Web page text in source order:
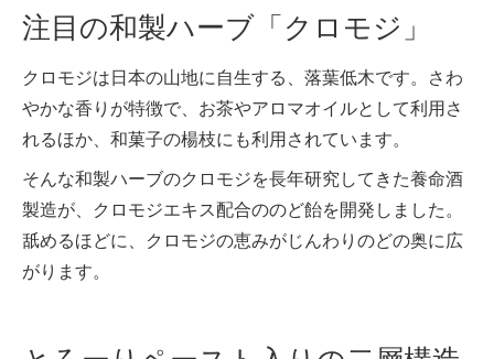
注目の和製ハーブ「クロモジ」
クロモジは日本の山地に自生する、落葉低木です。さわ
やかな香りが特徴で、お茶やアロマオイルとして利用さ
れるほか、和菓子の楊枝にも利用されています。
そんな和製ハーブのクロモジを長年研究してきた養命酒
製造が、クロモジエキス配合ののど飴󠄀を開発しました。
舐めるほどに、クロモジの恵みがじんわりのどの奥に広
がります。